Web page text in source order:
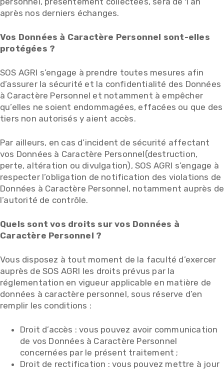
après nos derniers échanges.
Vos Données à Caractère Personnel sont-elles
protégées ?
SOS AGRI s’engage à prendre toutes mesures afin
d’assurer la sécurité et la confidentialité des Données
à Caractère Personnel et notamment à empêcher
qu’elles ne soient endommagées, effacées ou que des
tiers non autorisés y aient accès.
Par ailleurs, en cas d’incident de sécurité affectant
vos Données à Caractère Personnel(destruction,
perte, altération ou divulgation), SOS AGRI s’engage à
respecter l’obligation de notification des violations de
Données à Caractère Personnel, notamment auprès de
l’autorité de contrôle.
Quels sont vos droits sur vos Données à
Caractère Personnel ?
Vous disposez à tout moment de la faculté d’exercer
auprès de SOS AGRI les droits prévus par la
réglementation en vigueur applicable en matière de
données à caractère personnel, sous réserve d’en
remplir les conditions :
Droit d’accès : vous pouvez avoir communication
de vos Données à Caractère Personnel
concernées par le présent traitement ;
Droit de rectification : vous pouvez mettre à jour